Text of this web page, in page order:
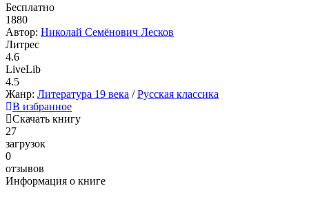
Бесплатно
1880
Автор: Николай Семёнович Лесков
Литрес
4.6
LiveLib
4.5
Жанр: Литература 19 века /Русская классика
В избранное
Скачать книгу
27
загрузок
0
отзывов
Информация о книге